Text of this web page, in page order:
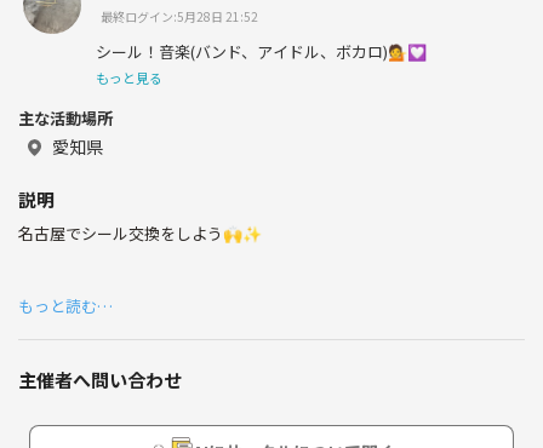
最終ログイン:5月28日 21:52
シール！音楽(バンド、アイドル、ボカロ)💁💟
もっと見る
主な活動場所
愛知県
説明
名古屋でシール交換をしよう🙌✨
もっと読む…
主催者へ問い合わせ